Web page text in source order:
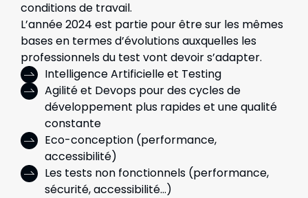
conditions de travail.
L’année 2024 est partie pour être sur les mêmes
bases en termes d’évolutions auxquelles les
professionnels du test vont devoir s’adapter.
Intelligence Artificielle et Testing
Agilité et Devops pour des cycles de
développement plus rapides et une qualité
constante
Eco-conception (performance,
accessibilité)
Les tests non fonctionnels (performance,
sécurité, accessibilité…)